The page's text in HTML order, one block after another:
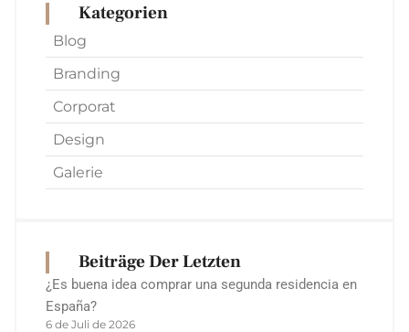
Kategorien
Blog
Branding
Corporat
Design
Galerie
Beiträge Der Letzten
¿Es buena idea comprar una segunda residencia en
España?
6 de Juli de 2026